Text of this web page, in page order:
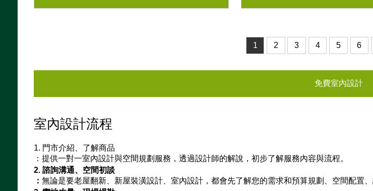
1 2 3 4 5 6
免費室內設計
室內設計流程
1. 門市介紹、了解商品
：提供一對一室內設計與空間規劃服務，透過設計師的解說，初步了解服務內容與流程。
2. 諮詢溝通、空間初談
：無論是要老屋翻新、新屋裝潢設計、室內設計，都會先了解您的需求和預算規劃、空間配置